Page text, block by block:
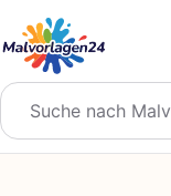
Inhalt
springen